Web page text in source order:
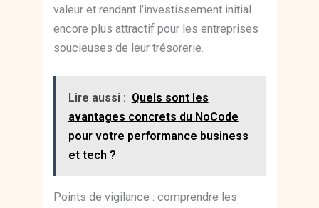
valeur et rendant l’investissement initial
encore plus attractif pour les entreprises
soucieuses de leur trésorerie.
Lire aussi : Quels sont les
avantages concrets du NoCode
pour votre performance business
et tech ?
Points de vigilance : comprendre les